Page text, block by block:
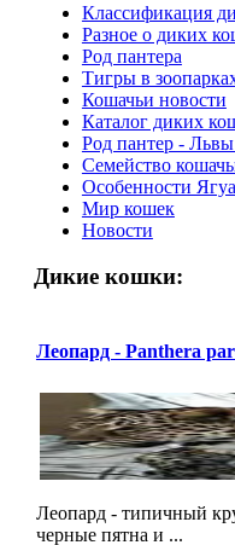
Классификация
Разное о диких
Род пантера
Тигры в
Кошачьи новости
Каталог диких
Род пантер -
Семейство
Особенности
Мир кошек
Новости
Дикие кошки:
Леопард - Panthera
Леопард - типичный
черные пятна и ...